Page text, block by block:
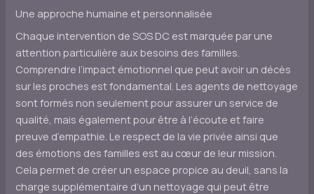
Une approche humaine et personnalisée
Chaque intervention de SOS DC est marquée par une
attention particulière aux besoins des familles.
Comprendre l’impact émotionnel que peut avoir un décès
sur les proches est fondamental. Les agents de nettoyage
sont formés non seulement pour assurer un service de
qualité, mais également pour être à l’écoute et faire
preuve d’empathie. Le respect de la vie privée ainsi que
des émotions des familles est au cœur de leur mission.
Cela permet de créer un espace propice au deuil, sans la
charge supplémentaire d’un nettoyage qui peut être